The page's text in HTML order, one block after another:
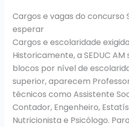
Cargos e vagas do concurso
esperar
Cargos e escolaridade exigida
Historicamente, a SEDUC
blocos por nível de
superior, aparecem
técnicos como Assistente
Contador, Engenheiro,
Nutricionista e Psicólogo.